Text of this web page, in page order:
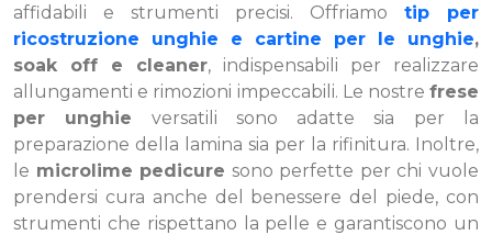
affidabili e strumenti precisi. Offriamo tip per
ricostruzione unghie e cartine per le unghie,
soak off e cleaner, indispensabili per realizzare
allungamenti e rimozioni impeccabili. Le nostre frese
per unghie versatili sono adatte sia per la
preparazione della lamina sia per la rifinitura. Inoltre,
le microlime pedicure sono perfette per chi vuole
prendersi cura anche del benessere del piede, con
strumenti che rispettano la pelle e garantiscono un